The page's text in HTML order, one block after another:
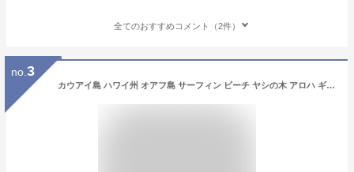
全てのおすすめコメント（2件）
no. 3
カウアイ島 ハワイ州 オアフ島 サーフィン ビーチ ヤシの木 アロハ ギフト お土産 波 オーゼアン アトランティック Tシャツ